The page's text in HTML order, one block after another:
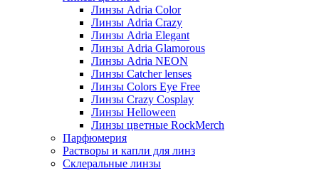
Линзы Adria Color
Линзы Adria Crazy
Линзы Adria Elegant
Линзы Adria Glamorous
Линзы Adria NEON
Линзы Catcher lenses
Линзы Colors Eye Free
Линзы Crazy Cosplay
Линзы Helloween
Линзы цветные RockMerch
Парфюмерия
Растворы и капли для линз
Склеральные линзы